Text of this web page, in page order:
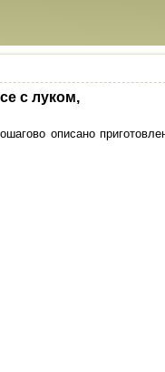
с луком,
описано